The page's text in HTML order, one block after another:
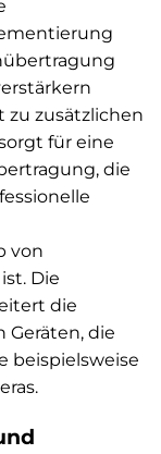
zu zusätzlichen
für eine
die
von
Die
die
Geräten, die
beispielsweise